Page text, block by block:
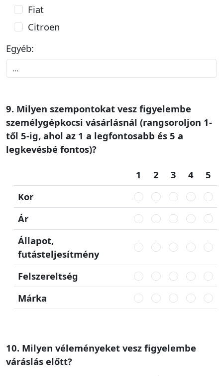
Fiat
Citroen
Egyéb:
9. Milyen szempontokat vesz figyelembe
személygépkocsi vásárlásnál (rangsoroljon 1-
től 5-ig, ahol az 1 a legfontosabb és 5 a
legkevésbé fontos)?
1 2 3 4
5
Kor
Ár
Állapot,
futásteljesítmény
Felszereltség
Márka
10. Milyen véleményeket vesz figyelembe
váráslás előtt?